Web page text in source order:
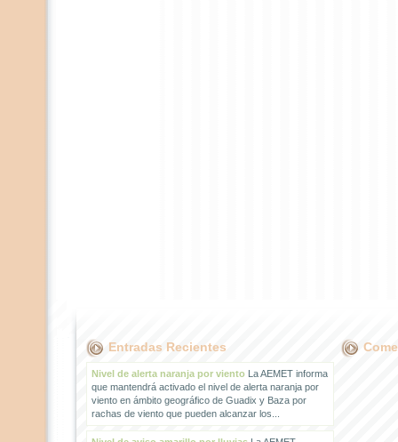
Entradas Recientes
Nivel de alerta naranja por vientoLa AEMET informa
que mantendrá activado el nivel de alerta naranja por
viento en ámbito geográfico de Guadix y Baza por
rachas de viento que pueden alcanzar los...